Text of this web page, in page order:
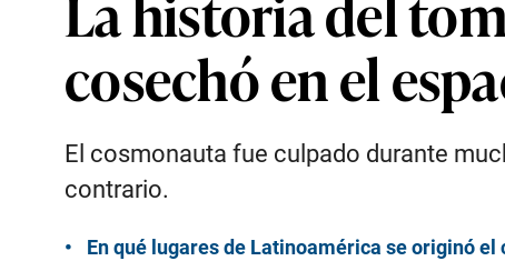
cosechó en el
El cosmonauta fue culpado durante
contrario.
En qué lugares de Latinoamérica se originó